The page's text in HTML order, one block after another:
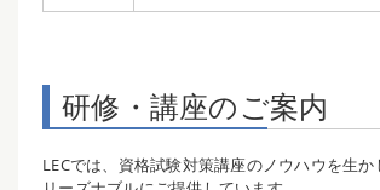
研修・講座のご案内
LECでは、資格試験対策講座のノウハウを生